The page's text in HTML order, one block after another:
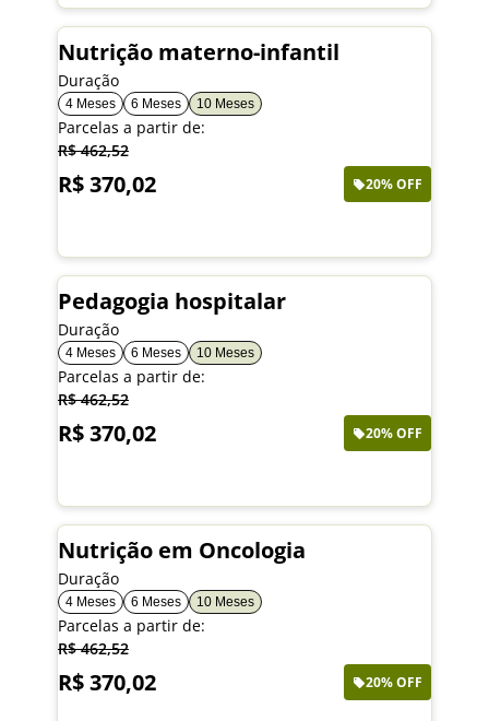
Nutrição materno-infantil
Duração
4 Meses 6 Meses 10 Meses
Parcelas a partir de:
R$ 462,52
R$ 370,02 20% OFF
Pedagogia hospitalar
Duração
4 Meses 6 Meses 10 Meses
Parcelas a partir de:
R$ 462,52
R$ 370,02 20% OFF
Nutrição em Oncologia
Duração
4 Meses 6 Meses 10 Meses
Parcelas a partir de:
R$ 462,52
R$ 370,02 20% OFF